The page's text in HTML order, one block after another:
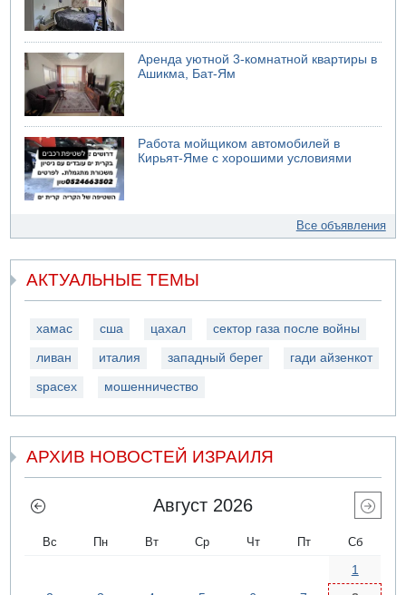
Аренда уютной 3-комнатной квартиры в
Ашикма, Бат-Ям
Работа мойщиком автомобилей в
Кирьят-Яме с хорошими условиями
Все объявления
АКТУАЛЬНЫЕ ТЕМЫ
хамас сша цахал сектор газа после войны
ливан италия западный берег гади айзенкот
spacex мошенничество
АРХИВ НОВОСТЕЙ ИЗРАИЛЯ
Август 2026
Вс Пн Вт Ср Чт Пт Сб
1